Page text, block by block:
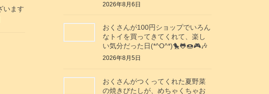
います
2026年8月6日
おくさんが100円ショップでいろん
なトイを買ってきてくれて、楽し
い気分だった日(*^O^*)🐤🐸🍩🎮️🎶
2026年8月5日
おくさんがつくってくれた夏野菜
の焼きびたしが、めちゃくちゃお